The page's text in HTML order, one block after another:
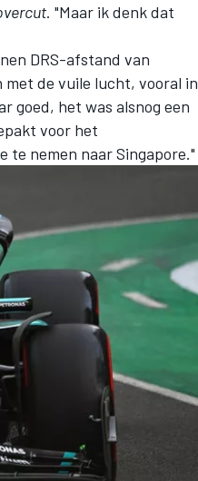
. "Maar ik denk dat
DRS-afstand van
met de vuile lucht, vooral in
goed, het was alsnog een
voor het
te nemen naar Singapore."